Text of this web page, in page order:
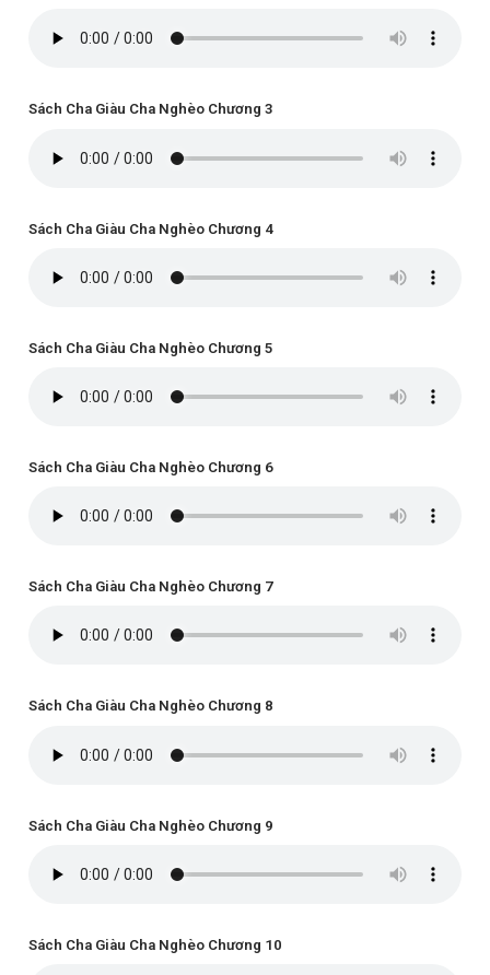
Sách Cha Giàu Cha Nghèo Chương 3
Sách Cha Giàu Cha Nghèo Chương 4
Sách Cha Giàu Cha Nghèo Chương 5
Sách Cha Giàu Cha Nghèo Chương 6
Sách Cha Giàu Cha Nghèo Chương 7
Sách Cha Giàu Cha Nghèo Chương 8
Sách Cha Giàu Cha Nghèo Chương 9
Sách Cha Giàu Cha Nghèo Chương 10